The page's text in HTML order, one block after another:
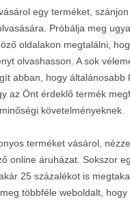
egy terméket,
Próbálja meg
oldalakon megtalálni,
olvashasson. A sok
abban, hogy általánosabb
az Önt érdeklő termék
követelményeknek.
terméket vásárol,
online áruházat. Sokszor
25 százalékot is
többféle weboldalt, hogy